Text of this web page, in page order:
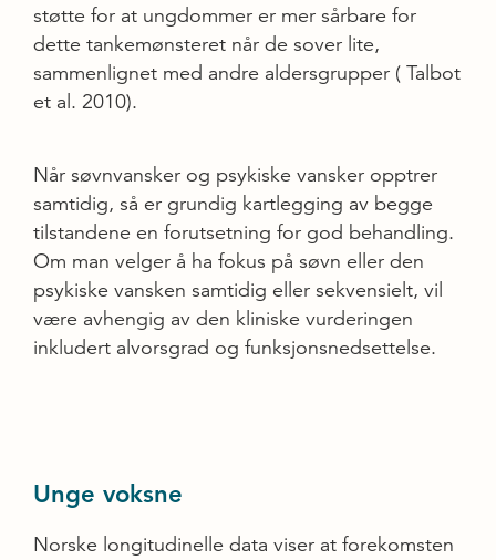
støtte for at ungdommer er mer sårbare for
dette tankemønsteret når de sover lite,
sammenlignet med andre aldersgrupper ( Talbot
et al. 2010).
Når søvnvansker og psykiske vansker opptrer
samtidig, så er grundig kartlegging av begge
tilstandene en forutsetning for god behandling.
Om man velger å ha fokus på søvn eller den
psykiske vansken samtidig eller sekvensielt, vil
være avhengig av den kliniske vurderingen
inkludert alvorsgrad og funksjonsnedsettelse.
Unge voksne
Norske longitudinelle data viser at forekomsten